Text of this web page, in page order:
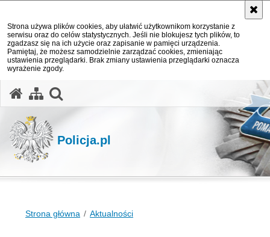
Strona używa plików cookies, aby ułatwić użytkownikom korzystanie z
serwisu oraz do celów statystycznych. Jeśli nie blokujesz tych plików, to
zgadzasz się na ich użycie oraz zapisanie w pamięci urządzenia.
Pamiętaj, że możesz samodzielnie zarządzać cookies, zmieniając
ustawienia przeglądarki. Brak zmiany ustawienia przeglądarki oznacza
wyrażenie zgody.
Policja.pl
Strona główna Aktualności